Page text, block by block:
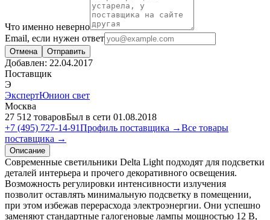
Что именно неверно
Email, если нужен ответ
Отмена Отправить
Добавлен: 22.04.2017
Поставщик
Э
ЭкспертЮнион свет
Москва
27 512 товаровБыл в сети 01.08.2018
+7 (495) 727-14-91Профиль поставщика →Все товары
поставщика →
Описание
Современные светильники Delta Light подходят для подсветки
деталей интерьера и прочего декоративного освещения.
Возможность регулировки интенсивности излучения
позволит оставлять минимальную подсветку в помещении,
при этом избежав перерасхода электроэнергии. Они успешно
заменяют стандартные галогеновые лампы мощностью 12 В,